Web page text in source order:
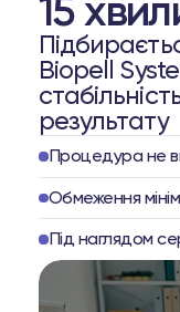
15
Biopell
результату
Процедура не
Обмеження
Під наглядом